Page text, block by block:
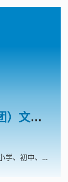
深圳市南山外国学校（集团）文华学校
南山外国语学校（集团）是一所集幼儿、小学、初中、高中为一体的集团化学校。南外（集团)文华学校是深圳市首批校园足球特色学校、深圳市传统项目学校；开展校园足球理念为：以丰富多彩的活动营造浓厚的校园足球氛围、以浓厚的校园足球氛围促进校园足球的普及。